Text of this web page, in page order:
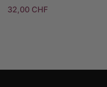
32,00 CHF